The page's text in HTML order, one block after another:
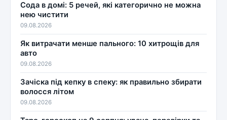
Сода в домі: 5 речей, які категорично не можна
нею чистити
09.08.2026
Як витрачати менше пального: 10 хитрощів для
авто
09.08.2026
Зачіска під кепку в спеку: як правильно збирати
волосся літом
09.08.2026